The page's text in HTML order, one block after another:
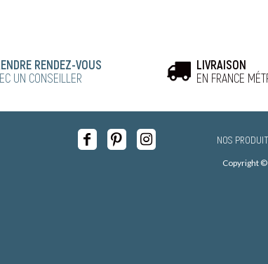
RENDEZ-VOUS
UN CONSEILLER
LIVRAISON
EN FRANCE
NOS
Copyright